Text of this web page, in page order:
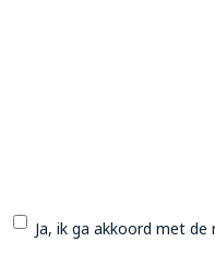
* Ja, ik ga akkoord met